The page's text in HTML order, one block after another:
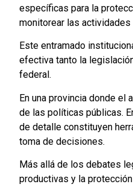
específicas para la
monitorear las
Este entramado
efectiva tanto la
federal.
En una provincia donde el
de las políticas públicas.
de detalle constituyen
toma de decisiones.
Más allá de los debates
productivas y la